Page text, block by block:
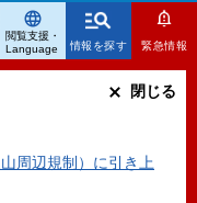
情報を探す 緊急情報
周辺規制）に引き上
閉じる
閲覧支援・
Language